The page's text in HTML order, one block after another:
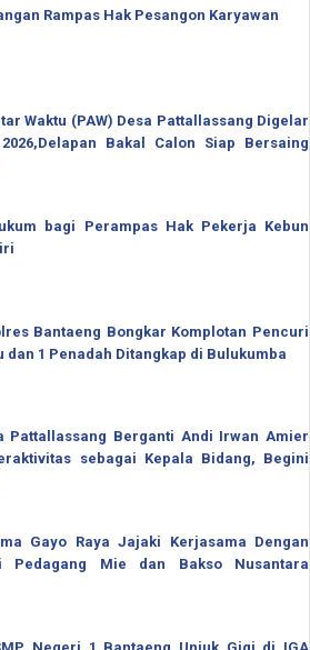
Rampas Hak Pesangon Karyawan
Waktu (PAW) Desa Pattallassang Digelar
Bakal Calon Siap Bersaing
bagi Perampas Hak Pekerja Kebun
Bantaeng Bongkar Komplotan Pencuri
dan 1 Penadah Ditangkap di Bulukumba
Pattallassang Berganti Andi Irwan Amier
sebagai Kepala Bidang, Begini
Gayo Raya Jajaki Kerjasama Dengan
Pedagang Mie dan Bakso Nusantara